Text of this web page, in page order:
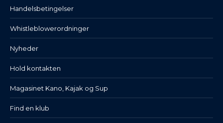
Handelsbetingelser
Whistleblowerordninger
Nyheder
Hold kontakten
Magasinet Kano, Kajak og Sup
Find en klub